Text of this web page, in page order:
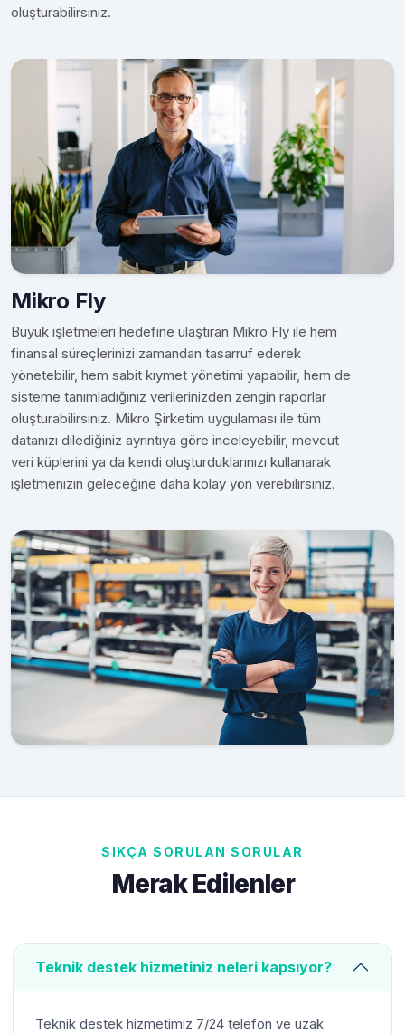
oluşturabilirsiniz.
Mikro Fly
Büyük işletmeleri hedefine ulaştıran Mikro Fly ile hem
finansal süreçlerinizi zamandan tasarruf ederek
yönetebilir, hem sabit kıymet yönetimi yapabilir, hem de
sisteme tanımladığınız verilerinizden zengin raporlar
oluşturabilirsiniz. Mikro Şirketim uygulaması ile tüm
datanızı dilediğiniz ayrıntıya göre inceleyebilir, mevcut
veri küplerini ya da kendi oluşturduklarınızı kullanarak
işletmenizin geleceğine daha kolay yön verebilirsiniz.
SIKÇA SORULAN SORULAR
Merak Edilenler
Teknik destek hizmetiniz neleri kapsıyor?
Teknik destek hizmetimiz 7/24 telefon ve uzak